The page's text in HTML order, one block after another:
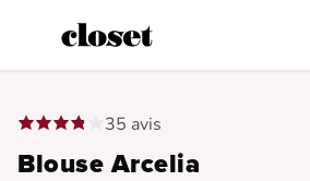
35 avis
Blouse Arcelia